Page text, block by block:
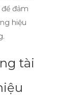
đảm
hiệu
tài